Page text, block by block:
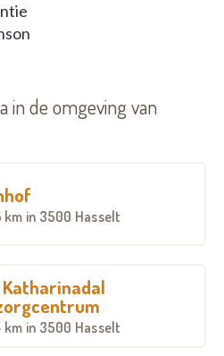
in de omgeving van
km in 3500 Hasselt
km in 3500 Hasselt